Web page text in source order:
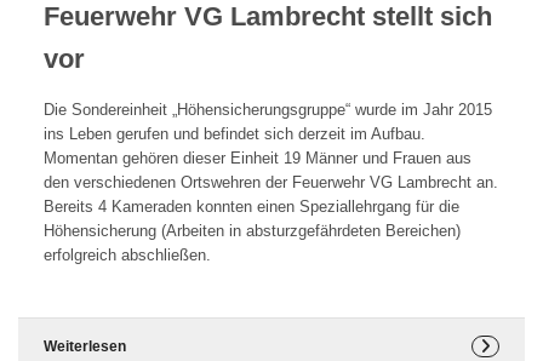
Feuerwehr VG Lambrecht stellt sich
vor
Die Sondereinheit „Höhensicherungsgruppe“ wurde im Jahr 2015
ins Leben gerufen und befindet sich derzeit im Aufbau.
Momentan gehören dieser Einheit 19 Männer und Frauen aus
den verschiedenen Ortswehren der Feuerwehr VG Lambrecht an.
Bereits 4 Kameraden konnten einen Speziallehrgang für die
Höhensicherung (Arbeiten in absturzgefährdeten Bereichen)
erfolgreich abschließen.
Weiterlesen